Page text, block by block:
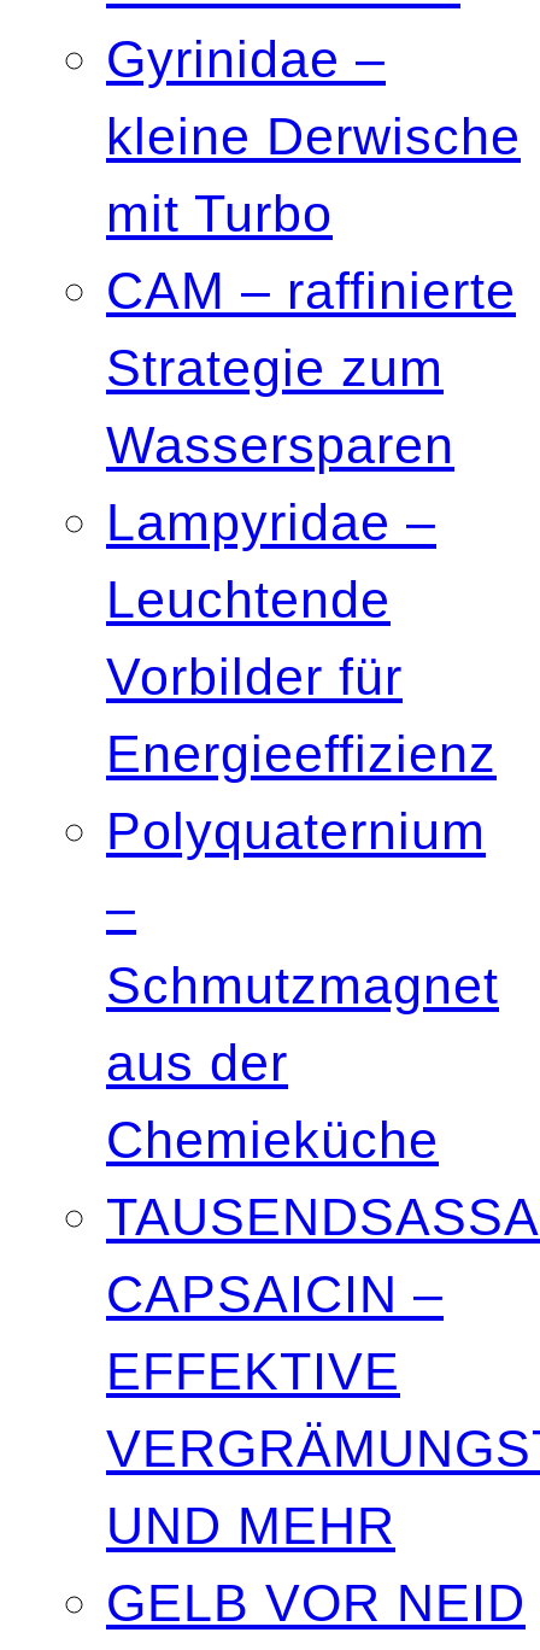
Gyrinidae –
kleine Derwische
mit Turbo
CAM – raffinierte
Strategie zum
Wassersparen
Lampyridae –
Leuchtende
Vorbilder für
Energieeffizienz
Polyquaternium
–
Schmutzmagnet
aus der
Chemieküche
TAUSENDSASSA
CAPSAICIN –
EFFEKTIVE
UND MEHR
GELB VOR NEID